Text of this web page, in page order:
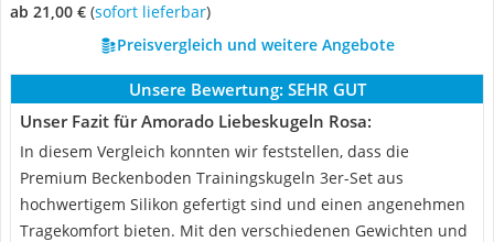
ab 21,00 € ( Sofort lieferbar)
Preisvergleich und weitere Angebote
Unsere Bewertung: SEHR GUT
Unser Fazit für Amorado Liebeskugeln Rosa:
In diesem Vergleich konnten wir feststellen, dass die
Premium Beckenboden Trainingskugeln 3er-Set aus
hochwertigem Silikon gefertigt sind und einen angenehmen
Tragekomfort bieten. Mit den verschiedenen Gewichten und